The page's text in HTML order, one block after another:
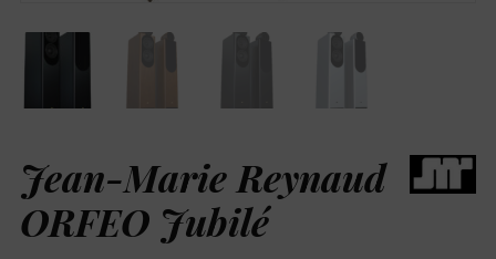
Jean-Marie Reynaud
ORFEO Jubilé